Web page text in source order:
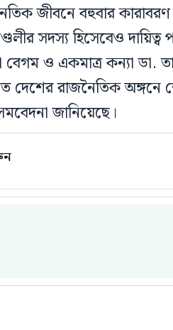
জীবনে বহুবার
সদস্য হিসেবেও দায়িত্ব
ও একমাত্র কন্যা ডা.
দেশের রাজনৈতিক অঙ্গনে
জানিয়েছে।